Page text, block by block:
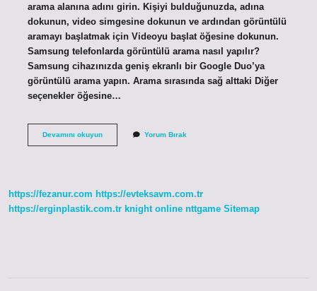
arama alanına adını girin. Kişiyi bulduğunuzda, adına
dokunun, video simgesine dokunun ve ardından görüntülü
aramayı başlatmak için Videoyu başlat öğesine dokunun.
Samsung telefonlarda görüntülü arama nasıl yapılır?
Samsung cihazınızda geniş ekranlı bir Google Duo’ya
görüntülü arama yapın. Arama sırasında sağ alttaki Diğer
seçenekler öğesine…
Devamını okuyunCep
Yapılır
Yorum Bırak
https://fezanur.com https://evteksavm.com.tr
https://erginplastik.com.tr knight online nttgame Sitemap